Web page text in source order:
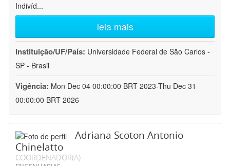
Indivíd...
leia mais
Instituição/UF/País: Universidade Federal de São Carlos -
SP - Brasil
Vigência: Mon Dec 04 00:00:00 BRT 2023-Thu Dec 31
00:00:00 BRT 2026
Adriana Scoton Antonio
Chinelatto
COORDENADOR(A)